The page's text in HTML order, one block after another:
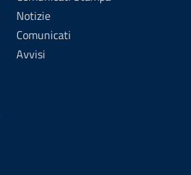
Notizie
Comunicati
Avvisi